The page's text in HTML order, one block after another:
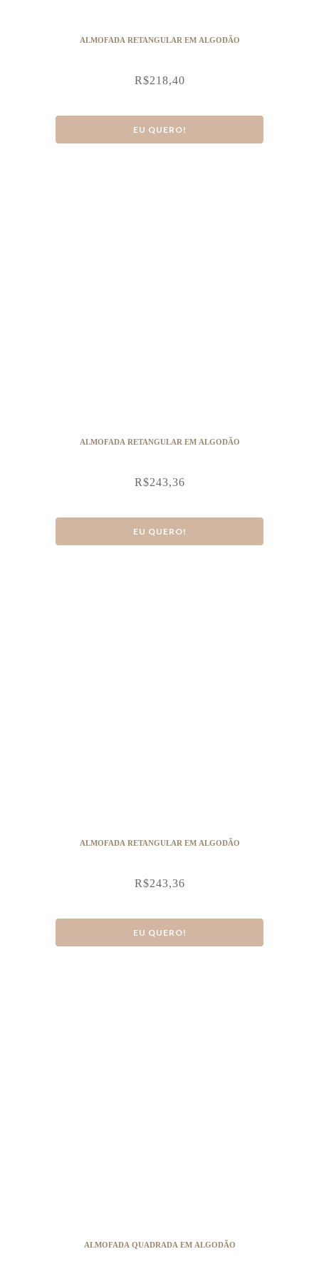
ALMOFADA RETANGULAR EM ALGODÃO
R$218,40
EU QUERO!
ALMOFADA RETANGULAR EM ALGODÃO
R$243,36
EU QUERO!
ALMOFADA RETANGULAR EM ALGODÃO
R$243,36
EU QUERO!
ALMOFADA QUADRADA EM ALGODÃO